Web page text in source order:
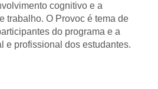
cognitivo e a
trabalho. O Provoc é tema de
do programa e a
e profissional dos estudantes.